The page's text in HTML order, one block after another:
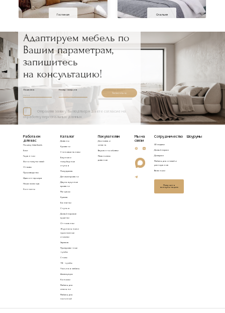
Гостиная Спальня
Адаптируем мебель по
Вашим параметрам,
запишитесь
на консультацию!
Ваше имя Номер телефона
Записаться
Отправляя заявку, Вы подтверждаете согласие на
обработку персональных данных
Работаем
для вас
Почему Idealbeds
Блог
Гарантии
Фото покупателей
Отзывы
Производство
Идеи интерьера
Наша команда
Контакты
Каталог
Диваны
Кровати
Стеновые панели
Барные и
полубарные
стулья
Полукресла
Детские кровати
Двухъярусные
кровати
Матрасы
Кресла
Банкетки
Стулья
Дизайнерские
кушетки
Оттоманки
Журнальные и
приставные
столики
Зеркала
Прикроватные
тумбы
Столы
ТВ - тумбы
Уличная мебель
Аксессуары
Консоли
Мебель для
спальни
Мебель для
гостиной
Покупателям
Доставка и
оплата
Варианты обивки
Механизмы
диванов
Мы на
связи
Сотрудничество
3D модели
Дизайнерам
Дилерам
Мебель для отелей и
ресторанов
Вакансии
Получить
консультацию
Шоурумы